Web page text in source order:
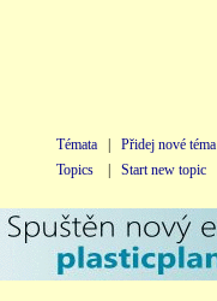
Témata Přidej nové téma
Topics
Start new topic